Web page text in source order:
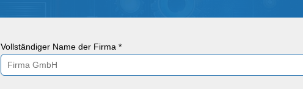
Vollständiger Name der Firma *